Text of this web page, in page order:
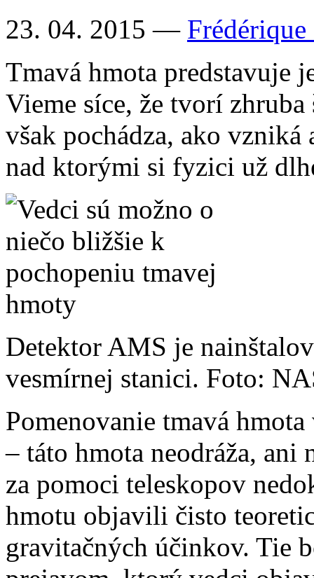
23. 04. 2015 — Frédérique
Tmavá hmota predstavuje
Vieme síce, že tvorí
však pochádza, ako
nad ktorými si fyzici už
Detektor AMS je
vesmírnej stanici. Foto:
Pomenovanie tmavá
– táto hmota neodráža,
za pomoci teleskopov
hmotu objavili čisto
gravitačných účinkov. Tie